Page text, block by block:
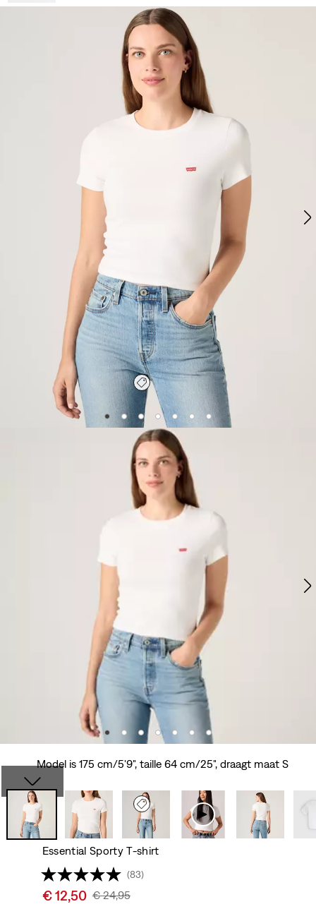
Model is 175 cm/5'9", taille 64 cm/25", draagt maat S
Essential Sporty T-shirt
(83)
Sale
€ 12,50 Original
€ 24,95